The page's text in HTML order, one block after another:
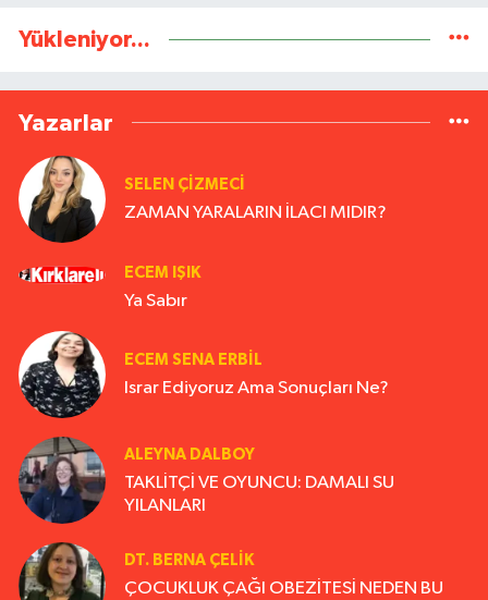
Yükleniyor...
Yazarlar
SELEN ÇİZMECİ
ZAMAN YARALARIN İLACI MIDIR?
ECEM IŞIK
Ya Sabır
ECEM SENA ERBIL
Israr Ediyoruz Ama Sonuçları Ne?
ALEYNA DALBOY
TAKLİTÇİ VE OYUNCU: DAMALI SU
YILANLARI
DT. BERNA ÇELIK
ÇOCUKLUK ÇAĞI OBEZİTESİ NEDEN BU